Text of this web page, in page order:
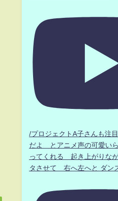
/プロジェクトA子さんも
だよ とアニメ声の可愛い
ってくれる 起き上がりな
タさせて 右へ左へと ダン